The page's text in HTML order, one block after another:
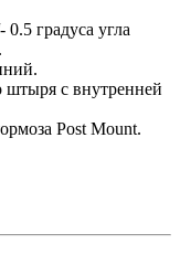
градуса угла
штыря с внутренней
Post Mount.